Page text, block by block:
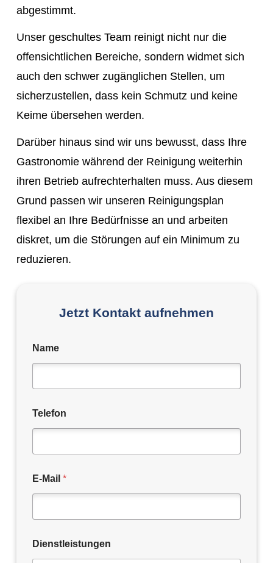
abgestimmt.
Unser geschultes Team reinigt nicht nur die
offensichtlichen Bereiche, sondern widmet sich
auch den schwer zugänglichen Stellen, um
sicherzustellen, dass kein Schmutz und keine
Keime übersehen werden.
Darüber hinaus sind wir uns bewusst, dass Ihre
Gastronomie während der Reinigung weiterhin
ihren Betrieb aufrechterhalten muss. Aus diesem
Grund passen wir unseren Reinigungsplan
flexibel an Ihre Bedürfnisse an und arbeiten
diskret, um die Störungen auf ein Minimum zu
reduzieren.
Jetzt Kontakt aufnehmen
Name
Telefon
E-Mail *
Dienstleistungen